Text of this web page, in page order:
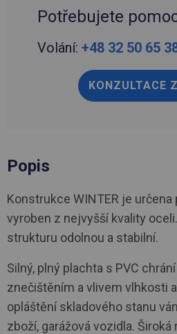
Potřebujete
Volání: +48 32 50 65
KONZULTACE
Popis
Konstrukce WINTER je
vyroben z nejvyšší kvality
strukturu odolnou a stabilní.
Silný, plný plachta s PVC
znečištěním a vlivem vlhkosti
opláštění skladového stanu
zboží, garážová vozidla.